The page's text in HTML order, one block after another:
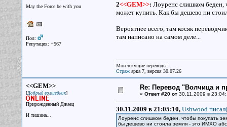
May the Force be with you
Пол:
Репутация: +567
2<<GEM>>: Лоуренс слишком беден,
может купить. Как бы дешево ни
Вероятнее всего, там косяк
там написано на самом деле...
Мои текущие переводы:
Стражарка 7, версия 30.07.26
<<GEM>>
[Добрый волшебник]
Прирожденный Джаец
И тишина...
Re: Перевод "Волчица и
« Ответ #20 от30.11.2009 в
30.11.2009 в 21:05:10, Ushwood
Лоуренс слишком беден, чтобы покупать
бы дешево ни стоила земля - это ИМХО